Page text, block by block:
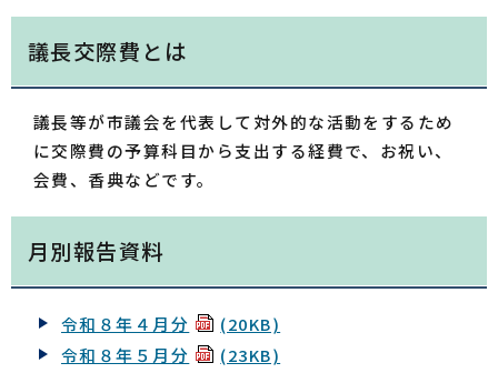
議長交際費とは
議長等が市議会を代表して対外的な活動をするため
に交際費の予算科目から支出する経費で、お祝い、
会費、香典などです。
月別報告資料
令和８年４月分
(20KB)
令和８年５月分
(23KB)